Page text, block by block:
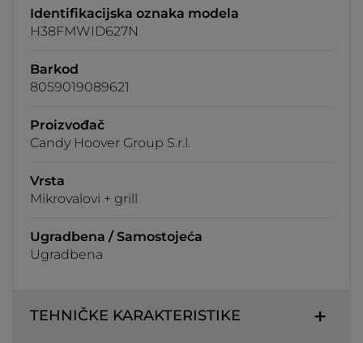
Identifikacijska oznaka modela
H38FMWID627N
Barkod
8059019089621
Proizvođač
Candy Hoover Group S.r.l.
Vrsta
Mikrovalovi + grill
Ugradbena / Samostojeća
Ugradbena
TEHNIČKE KARAKTERISTIKE